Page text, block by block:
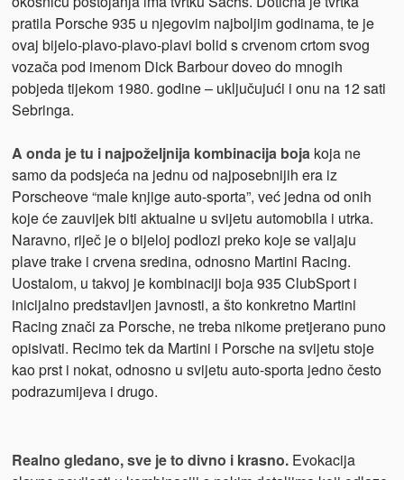
pratila Porsche 935 u njegovim najboljim godinama, te je
ovaj bijelo-plavo-plavo-plavi bolid s crvenom crtom svog
vozača pod imenom Dick Barbour doveo do mnogih
pobjeda tijekom 1980. godine – uključujući i onu na 12 sati
Sebringa.
A onda je tu i najpoželjnija kombinacija bojakoja ne
samo da podsjeća na jednu od najposebnijih era iz
Porscheove “male knjige auto-sporta”, već jedna od onih
koje će zauvijek biti aktualne u svijetu automobila i utrka.
Naravno, riječ je o bijeloj podlozi preko koje se valjaju
plave trake i crvena sredina, odnosno Martini Racing.
Uostalom, u takvoj je kombinaciji boja 935 ClubSport i
inicijalno predstavljen javnosti, a što konkretno Martini
Racing znači za Porsche, ne treba nikome pretjerano puno
opisivati. Recimo tek da Martini i Porsche na svijetu stoje
kao prst i nokat, odnosno u svijetu auto-sporta jedno često
podrazumijeva i drugo.
Realno gledano, sve je to divno i krasno.Evokacija